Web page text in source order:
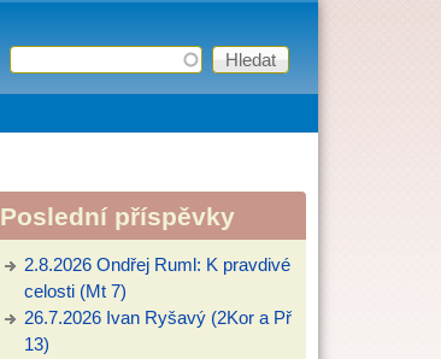
Vyhledávání
Hledat
Poslední příspěvky
2.8.2026 Ondřej Ruml: K pravdivé
celosti (Mt 7)
26.7.2026 Ivan Ryšavý (2Kor a Př
13)